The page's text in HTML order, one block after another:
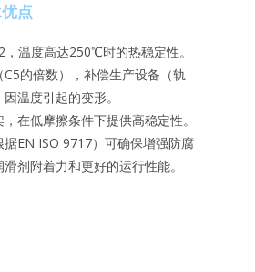
点
，温度高达250℃时的热稳定性。
的倍数），补偿生产设备（轨
温度引起的变形。
在低摩擦条件下提供高稳定性。
EN ISO 9717）可确保增强防腐
剂附着力和更好的运行性能。